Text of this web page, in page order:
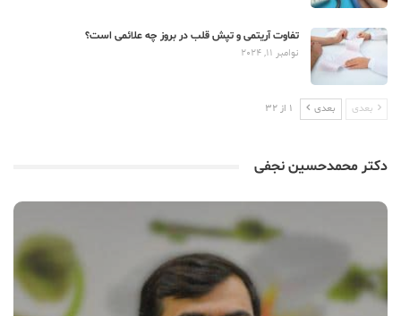
تفاوت آریتمی و تپش قلب در بروز چه علائمی است؟
نوامبر 11, 2024
بعدی بعدی 1 از 32
دکتر محمدحسین نجفی